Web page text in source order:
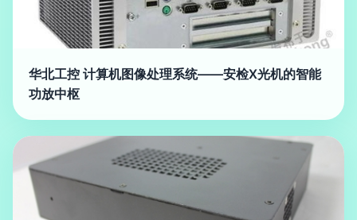
华北工控 计算机图像处理系统——安检X光机的智能
功放中枢